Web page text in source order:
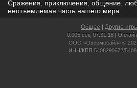
Сражения, приключения, общение,
неотъемлемая часть нашего мира
Общее Другие
0.005 сек, 07:31:18 |
ООО «Овермобайл» ©
ИНН/КПП 5408290672/